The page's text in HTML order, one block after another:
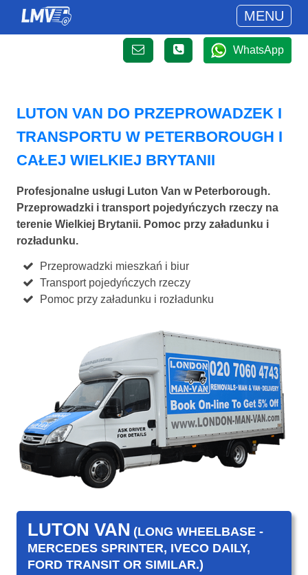
MENU
WhatsApp
LUTON VAN DO PRZEPROWADZEK I
TRANSPORTU W PETERBOROUGH I
CAŁEJ WIELKIEJ BRYTANII
Profesjonalne usługi Luton Van w Peterborough.
Przeprowadzki i transport pojedyńczych rzeczy na
terenie Wielkiej Brytanii. Pomoc przy załadunku i
rozładunku.
Przeprowadzki mieszkań i biur
Transport pojedyńczych rzeczy
Pomoc przy załadunku i rozładunku
LUTON VAN (LONG WHEELBASE -
MERCEDES SPRINTER, IVECO DAILY,
FORD TRANSIT OR SIMILAR.)